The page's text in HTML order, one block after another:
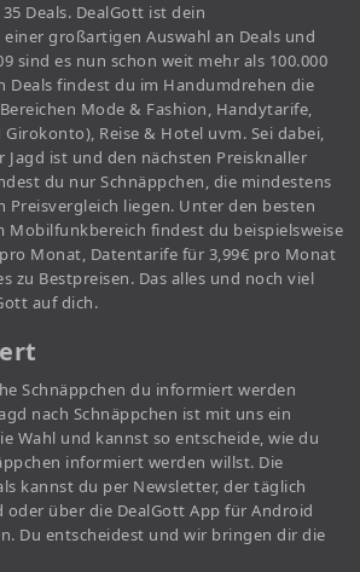
Deals. DealGott ist dein
großartigen Auswahl an Deals und
sind es nun schon weit mehr als 100.000
Deals findest du im Handumdrehen die
Mode & Fashion, Handytarife,
Reise & Hotel uvm. Sei dabei,
Jagd ist und den nächsten Preisknaller
du nur Schnäppchen, die mindestens
Preisvergleich liegen. Unter den besten
Mobilfunkbereich findest du beispielsweise
Monat, Datentarife für 3,99€ pro Monat
zu Bestpreisen. Das alles und noch viel
auf dich.
Schnäppchen du informiert werden
nach Schnäppchen ist mit uns ein
Wahl und kannst so entscheide, wie du
informiert werden willst. Die
kannst du per Newsletter, der täglich
über die DealGott App für Android
Du entscheidest und wir bringen dir die